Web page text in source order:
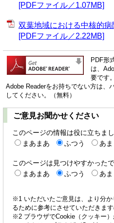
[PDFファイル／1.07MB]
双葉地域における中核的病
[PDFファイル／2.22MB]
PDF形
は、
要です。
Adobe Readerをお持ちでない方は、
してください。（無料）
ご意見お聞かせください
このページの情報は役に立ちま
まあまあ
ふつう あま
このページは見つけやすかった
まあまあ
ふつう あま
※1 いただいたご意見は、より分
るために参考にさせていただきま
※2 ブラウザでCookie（クッキー